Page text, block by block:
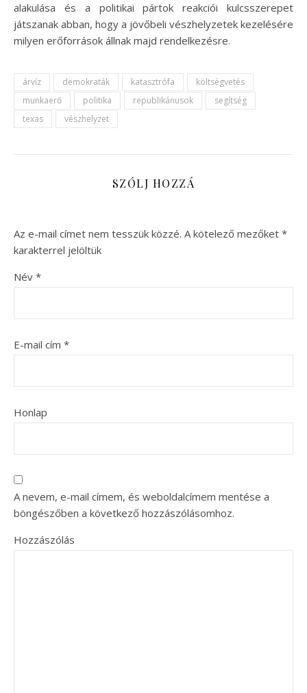
alakulása és a politikai pártok reakciói kulcsszerepet
játszanak abban, hogy a jövőbeli vészhelyzetek kezelésére
milyen erőforrások állnak majd rendelkezésre.
árvíz demokraták katasztrófa
költségvetés
munkaerő
politika republikánusok
segítség
texas
vészhelyzet
SZÓLJ HOZZÁ
Az e-mail címet nem tesszük közzé. A kötelező mezőket *
karakterrel jelöltük
Név *
E-mail cím *
Honlap
A nevem, e-mail címem, és weboldalcímem mentése a
böngészőben a következő hozzászólásomhoz.
Hozzászólás